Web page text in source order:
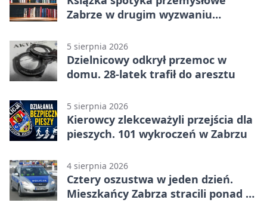
Zabrze w drugim wyzwaniu
5 sierpnia 2026
Dzielnicowy odkrył przemoc w
domu. 28-latek trafił do aresztu
5 sierpnia 2026
Kierowcy zlekceważyli przejścia dla
pieszych. 101 wykroczeń w Zabrzu
4 sierpnia 2026
Cztery oszustwa w jeden dzień.
Mieszkańcy Zabrza stracili ponad 6